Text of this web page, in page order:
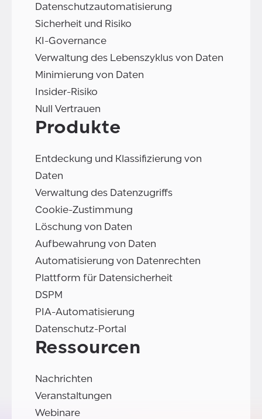
Datenschutzautomatisierung
Sicherheit und Risiko
KI-Governance
Verwaltung des Lebenszyklus von Daten
Minimierung von Daten
Insider-Risiko
Null Vertrauen
Produkte
Entdeckung und Klassifizierung von
Daten
Verwaltung des Datenzugriffs
Cookie-Zustimmung
Löschung von Daten
Aufbewahrung von Daten
Automatisierung von Datenrechten
Plattform für Datensicherheit
DSPM
PIA-Automatisierung
Datenschutz-Portal
Ressourcen
Nachrichten
Veranstaltungen
Webinare